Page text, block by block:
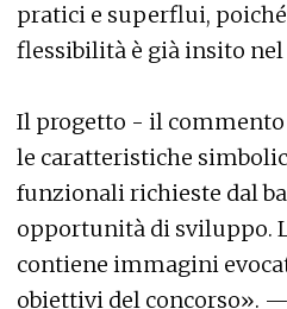
pratici e superflui,
flessibilità è già insito
Il progetto - il
le caratteristiche
funzionali richieste dal
opportunità di sviluppo.
contiene immagini
obiettivi del concorso». —